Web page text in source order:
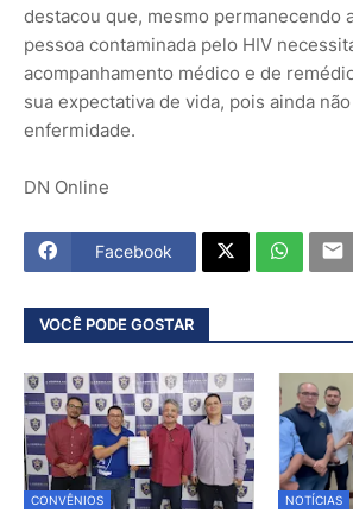
destacou que, mesmo permanecendo
pessoa contaminada pelo HIV
acompanhamento médico e de
sua expectativa de vida, pois ainda
enfermidade.
DN Online
Facebook
VOCÊ PODE GOSTAR
CONVÊNIOS NOTÍCIAS